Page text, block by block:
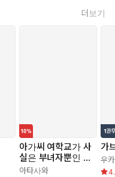
더보기
아가씨 여학교가 사
실은 부녀자뿐인 이
야기
아타사와
가
우